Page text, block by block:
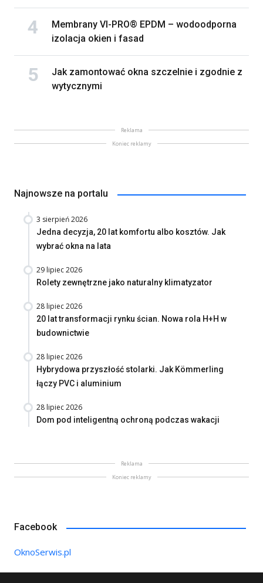
Membrany VI-PRO® EPDM – wodoodporna
izolacja okien i fasad
Jak zamontować okna szczelnie i zgodnie z
wytycznymi
Reklama
Koniec reklamy
Najnowsze na portalu
3 sierpień 2026
Jedna decyzja, 20 lat komfortu albo kosztów. Jak
wybrać okna na lata
29 lipiec 2026
Rolety zewnętrzne jako naturalny klimatyzator
28 lipiec 2026
20 lat transformacji rynku ścian. Nowa rola H+H w
budownictwie
28 lipiec 2026
Hybrydowa przyszłość stolarki. Jak Kömmerling
łączy PVC i aluminium
28 lipiec 2026
Dom pod inteligentną ochroną podczas wakacji
Reklama
Koniec reklamy
Facebook
OknoSerwis.pl